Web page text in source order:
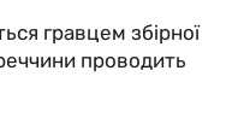
гравцем збірної
проводить